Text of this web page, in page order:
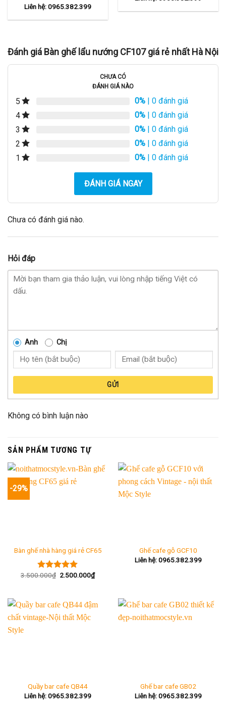
Liên hệ: 0965.382.399
Đánh giá Bàn ghế lẩu nướng CF107 giá rẻ nhất Hà Nội
CHƯA CÓ
ĐÁNH GIÁ NÀO
5 0% | 0 đánh giá
4
0% | 0 đánh giá
3
0% | 0 đánh giá
2
0% | 0 đánh giá
1
0% | 0 đánh giá
ĐÁNH GIÁ NGAY
Chưa có đánh giá nào.
Hỏi đáp
Anh Chị
GỬI
Không có bình luận nào
SẢN PHẨM TƯƠNG TỰ
-29%
Bàn ghế nhà hàng giá rẻ CF65
Được xếp
3.500.000₫ Giá
2.500.000₫Giá
hiện
2.500.000₫.
Ghế cafe gỗ GCF10
Liên hệ: 0965.382.399
Quầy bar cafe QB44
Liên hệ: 0965.382.399
Ghế bar cafe GB02
Liên hệ: 0965.382.399